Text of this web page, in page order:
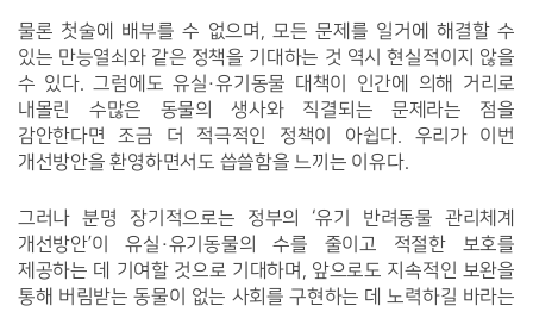
물론 첫술에 배부를 수 없으며, 모든 문제를 일거에 해결할 수
있는 만능열쇠와 같은 정책을 기대하는 것 역시 현실적이지 않을
수 있다. 그럼에도 유실·유기동물 대책이 인간에 의해 거리로
내몰린 수많은 동물의 생사와 직결되는 문제라는 점을
감안한다면 조금 더 적극적인 정책이 아쉽다. 우리가 이번
개선방안을 환영하면서도 씁쓸함을 느끼는 이유다.
그러나 분명 장기적으로는 정부의 ‘유기 반려동물 관리체계
개선방안’이 유실·유기동물의 수를 줄이고 적절한 보호를
제공하는 데 기여할 것으로 기대하며, 앞으로도 지속적인 보완을
통해 버림받는 동물이 없는 사회를 구현하는 데 노력하길 바라는